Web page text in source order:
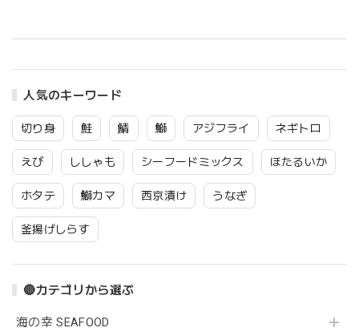
人気のキーワード
切り身 鮭 鯖 鰤 アジフライ ネギトロ
えび ししゃも シーフードミックス ほたるいか
ホタテ 鰤カマ 西京漬け うなぎ
釜揚げしらす
🔴カテゴリから選ぶ
海の幸 SEAFOOD